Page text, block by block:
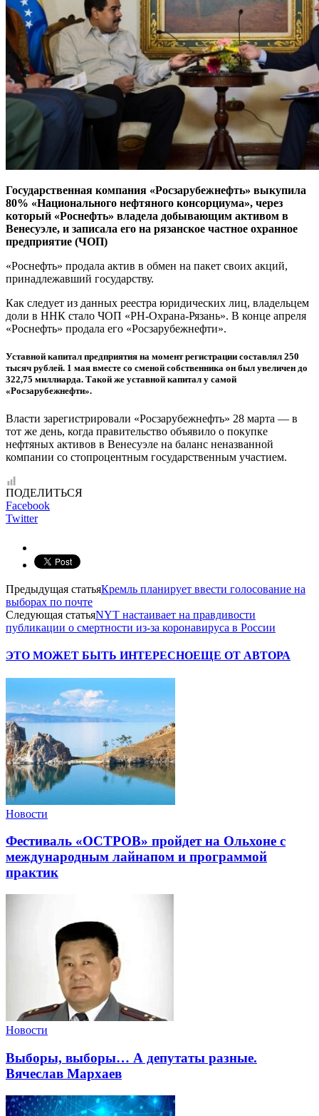
Государственная компания «Росзарубежнефть» выкупила
80% «Национального нефтяного консорциума», через
который «Роснефть» владела добывающим активом в
Венесуэле, и записала его на рязанское частное охранное
предприятие (ЧОП)
«Роснефть» продала актив в обмен на пакет своих акций,
принадлежавший государству.
Как следует из данных реестра юридических лиц, владельцем
доли в ННК стало ЧОП «РН-Охрана-Рязань». В конце апреля
«Роснефть» продала его «Росзарубежнефти».
Уставной капитал предприятия на момент регистрации составлял 250
тысяч рублей. 1 мая вместе со сменой собственника он был увеличен до
322,75 миллиарда. Такой же уставной капитал у самой
«Росзарубежнефти».
Власти зарегистрировали «Росзарубежнефть» 28 марта — в
тот же день, когда правительство объявило о покупке
нефтяных активов в Венесуэле на баланс неназванной
компании со стопроцентным государственным участием.
ПОДЕЛИТЬСЯ
Facebook
Twitter
Предыдущая статьяКремль планирует ввести голосование на
выборах по почте
Следующая статьяNYT настаивает на правдивости
публикации о смертности из-за коронавируса в России
ЭТО МОЖЕТ БЫТЬ ИНТЕРЕСНОЕЩЕ ОТ АВТОРА
Новости
Фестиваль «ОСТРОВ» пройдет на Ольхоне с
международным лайнапом и программой
практик
Новости
Выборы, выборы… А депутаты разные.
Вячеслав Мархаев